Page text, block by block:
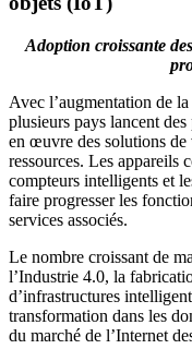
Adoption croissante
Avec l’augmentation de
plusieurs pays lancent
en œuvre des solutions
ressources. Les appareils
compteurs intelligents et
faire progresser les
services associés.
Le nombre croissant de
l’Industrie 4.0, la
d’infrastructures
transformation dans les
du marché de l’Internet